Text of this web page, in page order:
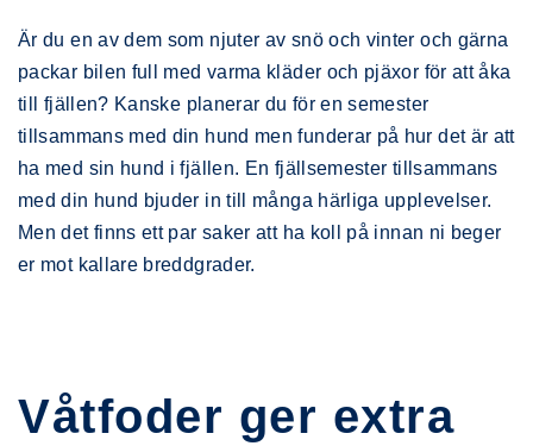
Är du en av dem som njuter av snö och vinter och gärna
packar bilen full med varma kläder och pjäxor för att åka
till fjällen? Kanske planerar du för en semester
tillsammans med din hund men funderar på hur det är att
ha med sin hund i fjällen. En fjällsemester tillsammans
med din hund bjuder in till många härliga upplevelser.
Men det finns ett par saker att ha koll på innan ni beger
er mot kallare breddgrader.
Våtfoder ger extra